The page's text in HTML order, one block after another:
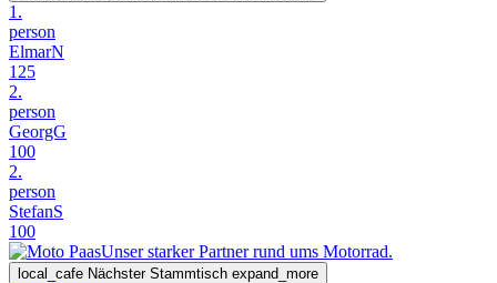
1.
person
ElmarN
125
2.
person
GeorgG
100
2.
person
StefanS
100
Unser starker Partner rund ums Motorrad.
local_cafe Nächster Stammtisch expand_more